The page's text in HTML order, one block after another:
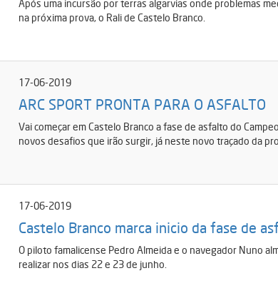
Após uma incursão por terras algarvias onde problemas
na próxima prova, o Rali de Castelo Branco.
17-06-2019
ARC SPORT PRONTA PARA O ASFALTO
Vai começar em Castelo Branco a fase de asfalto do
novos desafios que irão surgir, já neste novo traçado da
17-06-2019
Castelo Branco marca inicio da fase de
O piloto famalicense Pedro Almeida e o navegador Nuno
realizar nos dias 22 e 23 de junho.